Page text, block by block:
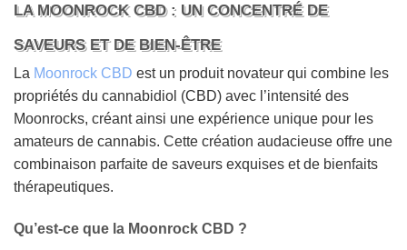
LA MOONROCK CBD : UN CONCENTRÉ DE
SAVEURS ET DE BIEN-ÊTRE
La Moonrock CBD est un produit novateur qui combine les
propriétés du cannabidiol (CBD) avec l’intensité des
Moonrocks, créant ainsi une expérience unique pour les
amateurs de cannabis. Cette création audacieuse offre une
combinaison parfaite de saveurs exquises et de bienfaits
thérapeutiques.
Qu’est-ce que la Moonrock CBD ?